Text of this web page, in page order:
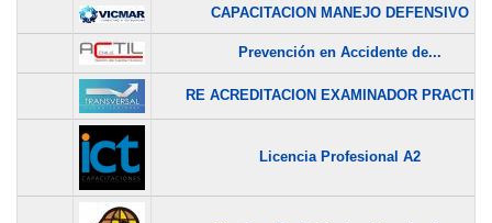
CAPACITACION MANEJO DEFENSIVO
Prevención en Accidente de...
RE ACREDITACION EXAMINADOR
Licencia Profesional A2